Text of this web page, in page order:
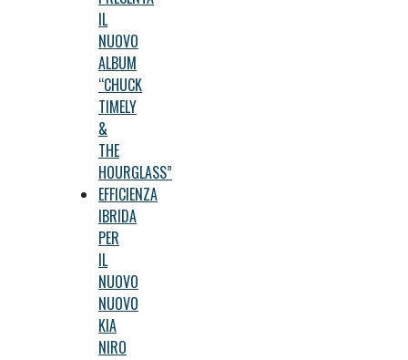
IL
NUOVO
ALBUM
“CHUCK
TIMELY
&
THE
HOURGLASS”
EFFICIENZA
IBRIDA
PER
IL
NUOVO
NUOVO
KIA
NIRO